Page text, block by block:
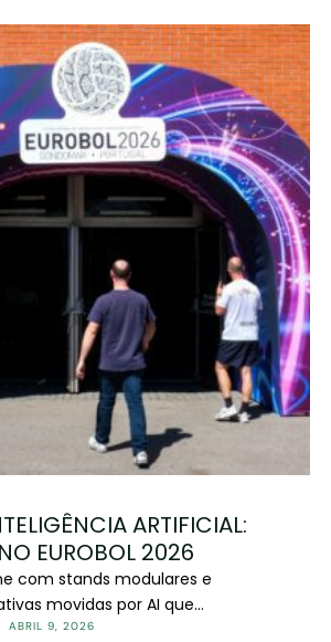
ARTIFICIAL:
EUROBOL 2026
com stands modulares e
movidas por AI que
de pausa do Eurobol 2026
ABRIL 9, 2026